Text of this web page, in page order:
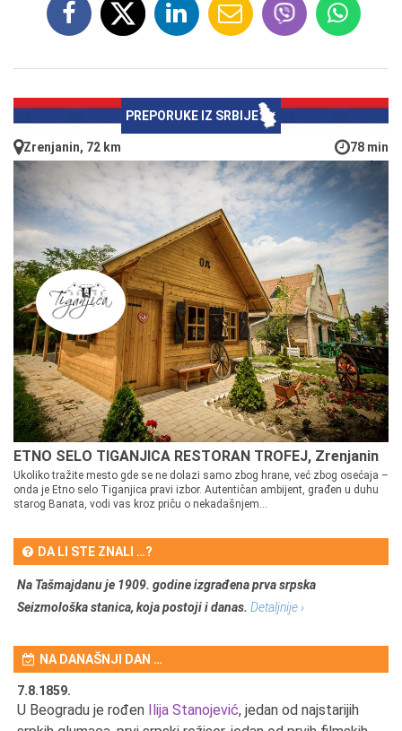
PREPORUKE IZ SRBIJE
Zrenjanin, 72 km 78 min
ETNO SELO TIGANJICA RESTORAN TROFEJ, Zrenjanin
Ukoliko tražite mesto gde se ne dolazi samo zbog hrane, već zbog osećaja –
onda je Etno selo Tiganjica pravi izbor. Autentičan ambijent, građen u duhu
starog Banata, vodi vas kroz priču o nekadašnjem...
DA LI STE ZNALI …?
Na Tašmajdanu je 1909. godine izgrađena prva srpska
Seizmološka stanica, koja postoji i danas. Detaljnije ›
NA DANAŠNJI DAN …
7.8.1859.
U Beogradu je rođen Ilija Stanojević, jedan od najstarijih